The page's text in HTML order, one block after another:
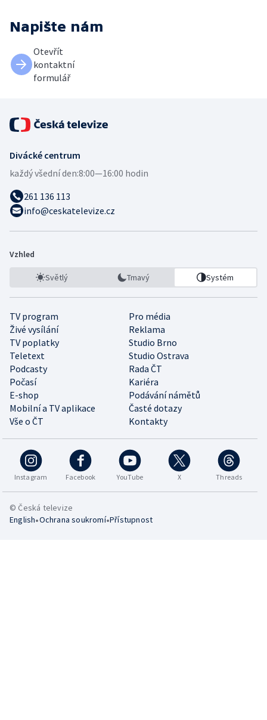
Napište nám
Otevřít
kontaktní
formulář
Divácké centrum
každý všední den:8:00—16:00 hodin
261 136 113
info@ceskatelevize.cz
Vzhled
Světlý Tmavý Systém
TV program
Pro média
Živé vysílání
Reklama
TV poplatky
Studio Brno
Teletext
Studio Ostrava
Podcasty
Rada ČT
Počasí
Kariéra
E-shop
Podávání námětů
Mobilní a TV aplikace
Časté dotazy
Vše o ČT
Kontakty
Instagram Facebook YouTube X Threads
© Česká televize
English•Ochrana soukromí•Přístupnost